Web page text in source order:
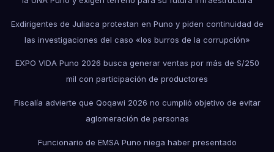
Exdirigentes de Juliaca protestan en Puno y piden continuidad de
las investigaciones del caso «los burros de la corrupción»
EXPO VIDA Puno 2026 busca generar ventas por más de S/250
mil con participación de productores
Fiscalía advierte que Qoqawi 2026 no cumplió objetivo de evitar
aglomeración de personas
Funcionario de EMSA Puno niega haber presentado